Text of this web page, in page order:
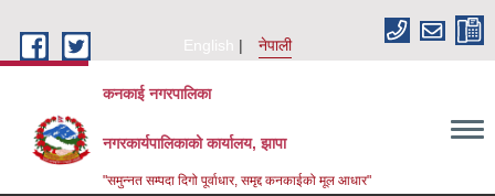
English
नेपाली
कनकाई नगरपालिका
नगरकार्यपालिकाको कार्यालय, झापा
"समुन्नत सम्पदा दिगो पूर्वाधार, समृद्द कनकाईको मूल आधार"